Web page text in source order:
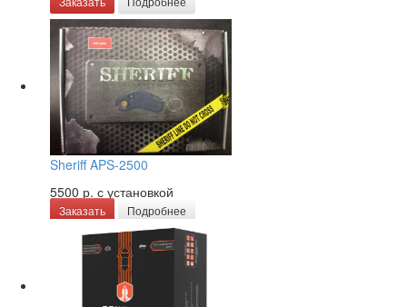
Sheriff APS-2500
5500 р. с установкой
Заказать Подробнее